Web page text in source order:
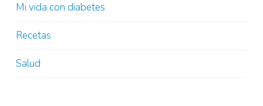
Mi vida con diabetes
Recetas
Salud